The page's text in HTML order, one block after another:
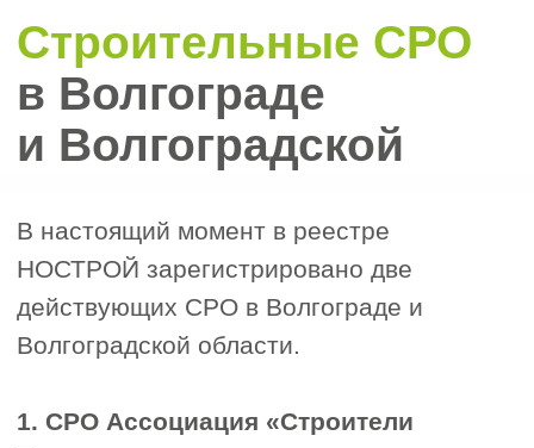
Требования к комплекту документов
могут немного различаться в
зависимости от конкретной
саморегулируемой организации, но, как
правило, вам потребуется следующий
1 Заявление на вступление в СРО
2 Актуальная выписка из ЕГРЮЛ или
ЕГРИП
3
Копия действующего устава
юридического лица
включая: трудовые книжки,